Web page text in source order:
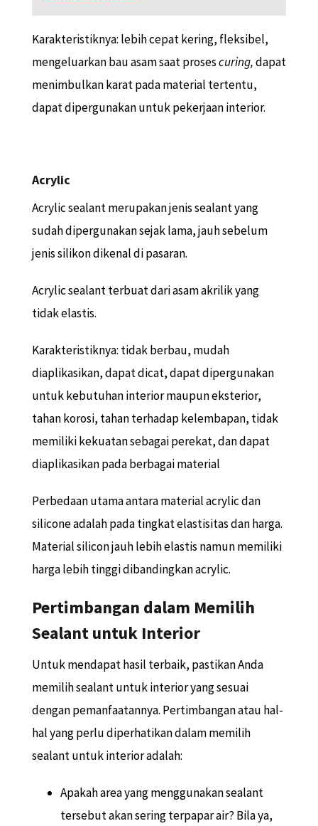
Karakteristiknya: lebih cepat kering, fleksibel,
mengeluarkan bau asam saat prosescuring,dapat
menimbulkan karat pada material tertentu,
dapat dipergunakan untuk pekerjaan interior.
Acrylic
Acrylic sealant merupakan jenis sealant yang
sudah dipergunakan sejak lama, jauh sebelum
jenis silikon dikenal di pasaran.
Acrylic sealant terbuat dari asam akrilik yang
tidak elastis.
Karakteristiknya: tidak berbau, mudah
diaplikasikan, dapat dicat, dapat dipergunakan
untuk kebutuhan interior maupun eksterior,
tahan korosi, tahan terhadap kelembapan, tidak
memiliki kekuatan sebagai perekat, dan dapat
diaplikasikan pada berbagai material
Perbedaan utama antara material acrylic dan
silicone adalah pada tingkat elastisitas dan harga.
Material silicon jauh lebih elastis namun memiliki
harga lebih tinggi dibandingkan acrylic.
Pertimbangan dalam Memilih
Sealant untuk Interior
Untuk mendapat hasil terbaik, pastikan Anda
memilih sealant untuk interior yang sesuai
dengan pemanfaatannya. Pertimbangan atau hal-
hal yang perlu diperhatikan dalam memilih
sealant untuk interior adalah:
Apakah area yang menggunakan sealant
tersebut akan sering terpapar air? Bila ya,